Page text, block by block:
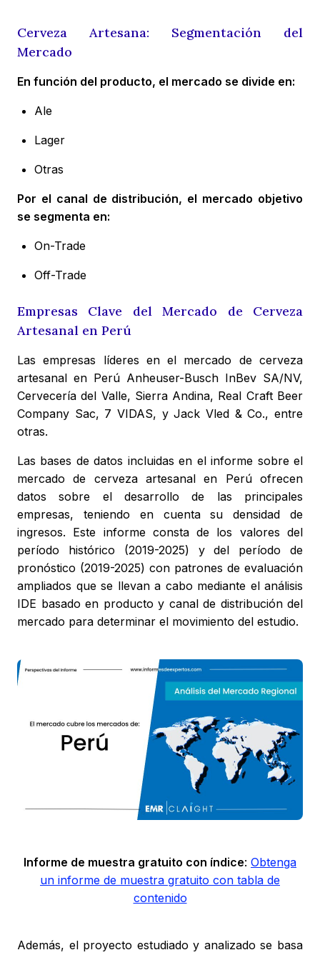
Cerveza Artesana: Segmentación del
Mercado
En función del producto, el mercado se divide en:
Ale
Lager
Otras
Por el canal de distribución, el mercado objetivo
se segmenta en:
On-Trade
Off-Trade
Empresas Clave del Mercado de Cerveza
Artesanal en Perú
Las empresas líderes en el mercado de cerveza
artesanal en Perú Anheuser-Busch InBev SA/NV,
Cervecería del Valle, Sierra Andina, Real Craft Beer
Company Sac, 7 VIDAS, y Jack Vled & Co., entre
otras.
Las bases de datos incluidas en el informe sobre el
mercado de cerveza artesanal en Perú ofrecen
datos sobre el desarrollo de las principales
empresas, teniendo en cuenta su densidad de
ingresos. Este informe consta de los valores del
período histórico (2019-2025) y del período de
pronóstico (2019-2025) con patrones de evaluación
ampliados que se llevan a cabo mediante el análisis
IDE basado en producto y canal de distribución del
mercado para determinar el movimiento del estudio.
Informe de muestra gratuito con índice: Obtenga
un informe de muestra gratuito con tabla de
contenido
Además, el proyecto estudiado y analizado se basa